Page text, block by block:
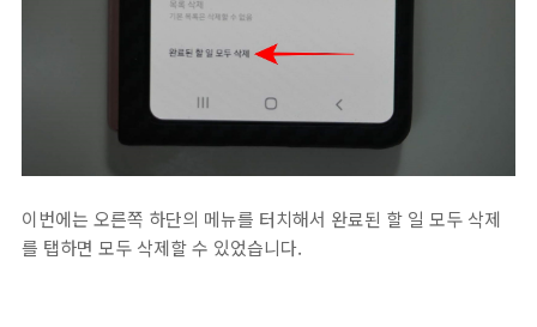
이번에는 오른쪽 하단의 메뉴를 터치해서 완료된 할 일 모두 삭제
를 탭하면 모두 삭제할 수 있었습니다.